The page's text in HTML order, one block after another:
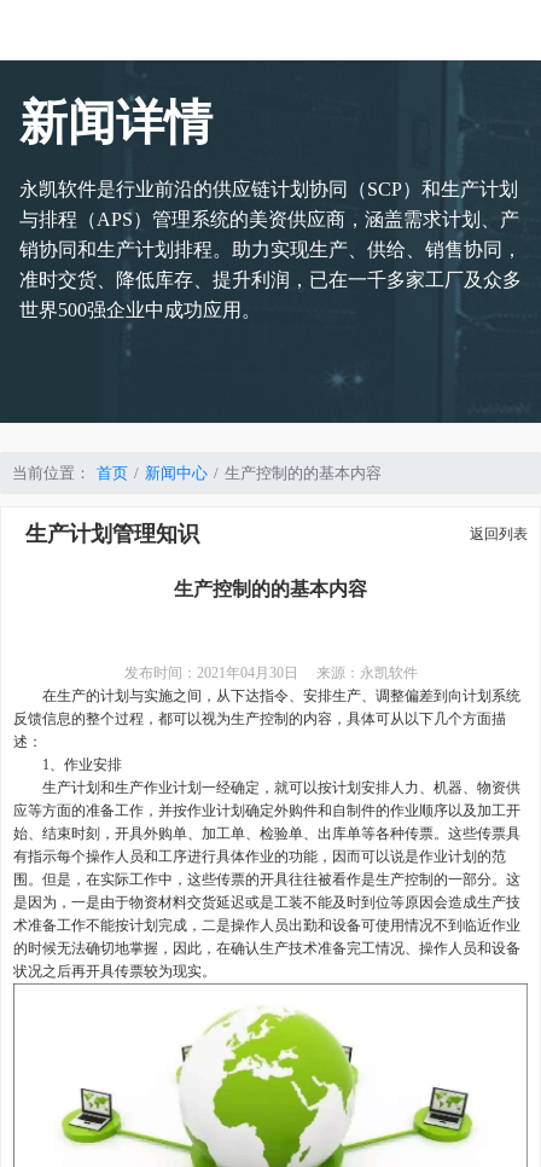
新闻详情
永凯软件是行业前沿的供应链计划协同（SCP）和生产计划
与排程（APS）管理系统的美资供应商，涵盖需求计划、产
销协同和生产计划排程。助力实现生产、供给、销售协同，
准时交货、降低库存、提升利润，已在一千多家工厂及众多
世界500强企业中成功应用。
当前位置： 首页 新闻中心 生产控制的的基本内容
生产计划管理知识 返回列表
生产控制的的基本内容
发布时间：2021年04月30日
来源：永凯软件
在生产的计划与实施之间，从下达指令、安排生产、调整偏差到向计划系统
反馈信息的整个过程，都可以视为生产控制的内容，具体可从以下几个方面描
述：
1、作业安排
生产计划和生产作业计划一经确定，就可以按计划安排人力、机器、物资供
应等方面的准备工作，并按作业计划确定外购件和自制件的作业顺序以及加工开
始、结束时刻，开具外购单、加工单、检验单、出库单等各种传票。这些传票具
有指示每个操作人员和工序进行具体作业的功能，因而可以说是作业计划的范
围。但是，在实际工作中，这些传票的开具往往被看作是生产控制的一部分。这
是因为，一是由于物资材料交货延迟或是工装不能及时到位等原因会造成生产技
术准备工作不能按计划完成，二是操作人员出勤和设备可使用情况不到临近作业
的时候无法确切地掌握，因此，在确认生产技术准备完工情况、操作人员和设备
状况之后再开具传票较为现实。